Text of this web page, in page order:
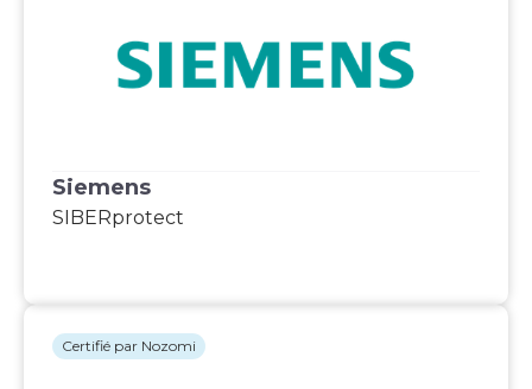
Siemens
SIBERprotect
Certifié par Nozomi